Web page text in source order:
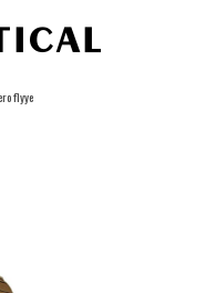
flyye